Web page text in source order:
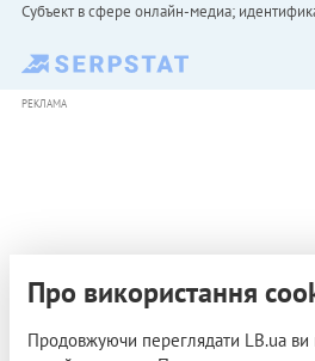
Субъект в сфере онлайн-медиа;
РЕКЛАМА
Про використання
Продовжуючи переглядати LB.ua ви